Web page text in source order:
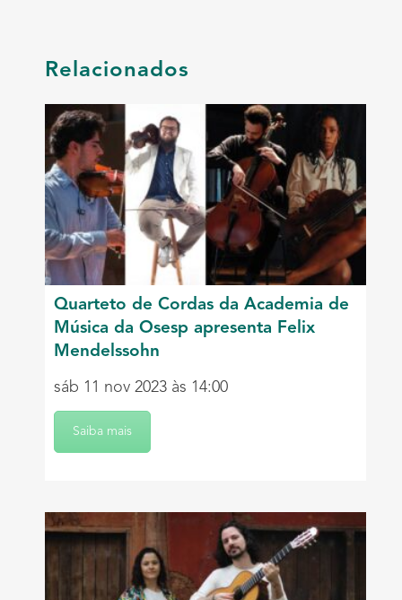
Relacionados
Quarteto de Cordas da Academia de
Música da Osesp apresenta Felix
Mendelssohn
sáb 11 nov 2023 às 14:00
Saiba mais